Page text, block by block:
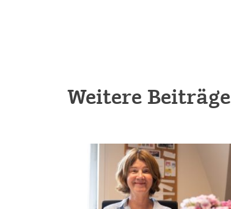
Weitere Beiträge